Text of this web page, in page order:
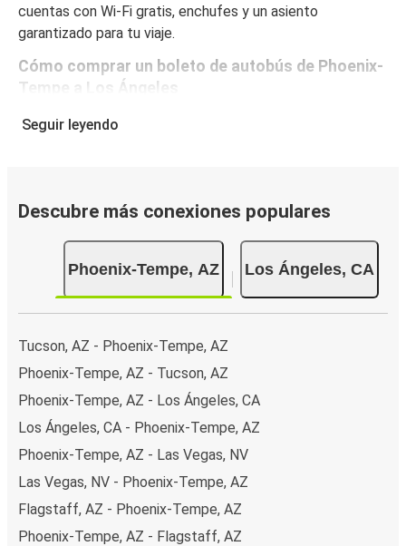
cuentas con Wi-Fi gratis, enchufes y un asiento
garantizado para tu viaje.
Cómo comprar un boleto de autobús de Phoenix-
Tempe a Los Ángeles
Reservar un boleto con FlixBus es muy fácil: en este sitio
diferentes formas de pago en línea seguras, como tarjeta
Seguir leyendo
Descubre más conexiones populares
Phoenix-Tempe, AZ Los Ángeles, CA
Tucson, AZ - Phoenix-Tempe, AZ
Phoenix-Tempe, AZ - Tucson, AZ
Phoenix-Tempe, AZ - Los Ángeles, CA
Los Ángeles, CA - Phoenix-Tempe, AZ
Phoenix-Tempe, AZ - Las Vegas, NV
Las Vegas, NV - Phoenix-Tempe, AZ
Flagstaff, AZ - Phoenix-Tempe, AZ
Phoenix-Tempe, AZ - Flagstaff, AZ